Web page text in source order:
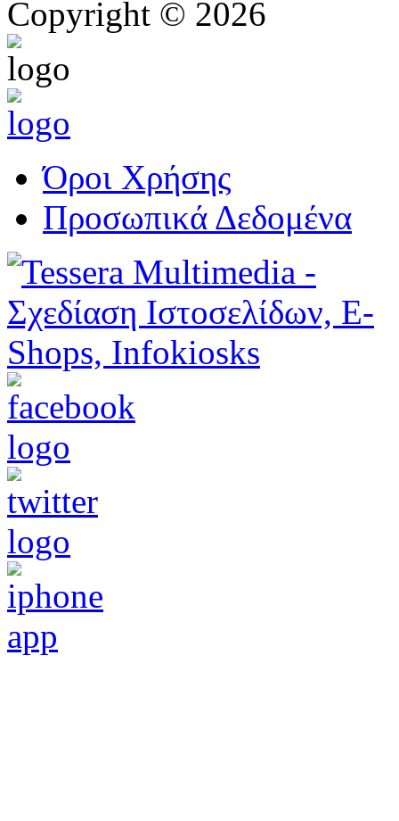
Copyright © 2026
Όροι Χρήσης
Προσωπικά Δεδομένα